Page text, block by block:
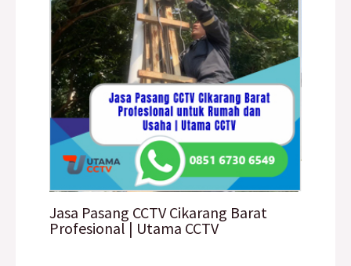
Jasa Pasang CCTV Cikarang Barat
Profesional | Utama CCTV